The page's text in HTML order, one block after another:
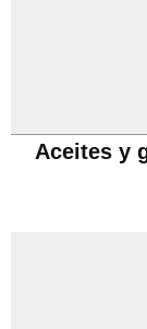
Aceites y